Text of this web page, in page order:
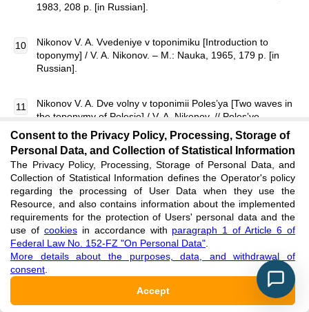
1983, 208 p. [in Russian].
Nikonov V. A. Vvedeniye v toponimiku [Introduction to
toponymy] / V. A. Nikonov. – M.: Nauka, 1965, 179 p. [in
Russian].
Nikonov V. A. Dve volny v toponimii Poles’ya [Two waves in
the toponymy of Polesie] / V. A. Nikonov. // Poles’ye
(Lingvistika. Arkheologiya. Toponimika)
– M.: Nauka, 1968,
pp. 193-205. [in Russian].
Podolskaya N.V. Slovar' russkoj onomasticheskoj
terminologii [Dictionary of Russian onomastic terminology] /
V. Podolskaya. 2nd ed., reprint. and additional. – M.:
Nauka, 1988. – 192 p.
Sedov V. V. Nekotoryye voprosy geografii Smolenskoy
zemli XII v. [Some issues of the geography of the Smolensk
land of the XII century] / V. V. Sedov. // Kratkiye
soobshcheniya Instituta arkheologii AN SSSR. – M.:
Publishing house AN SSSR, 1962. Issue. 90: Pamyatniki
Consent to the Privacy Policy, Processing, Storage of
Personal Data, and Collection of Statistical Information
The Privacy Policy, Processing, Storage of Personal Data, and
Collection of Statistical Information defines the Operator's policy
regarding the processing of User Data when they use the
Resource, and also contains information about the implemented
requirements for the protection of Users' personal data and the
use of cookiesin accordance with paragraph 1 of Article 6 of
Federal Law No. 152-FZ "On Personal Data"
More details about the purposes, data, and withdrawal of
consent
Accept